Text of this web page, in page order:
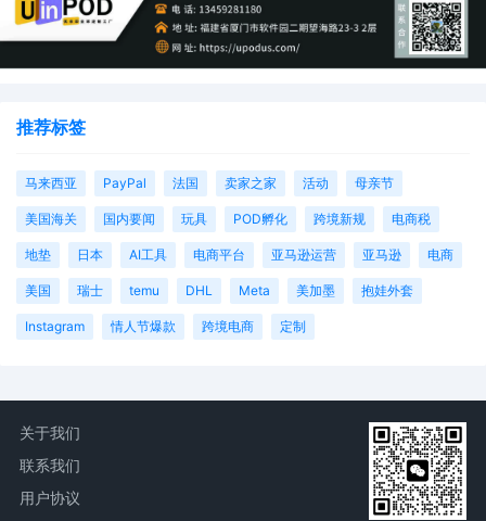
推荐标签
马来西亚 PayPal 法国 卖家之家 活动 母亲节
美国海关 国内要闻 玩具 POD孵化 跨境新规 电商税
地垫 日本 AI工具 电商平台 亚马逊运营 亚马逊 电商
美国 瑞士 temu DHL Meta 美加墨 抱娃外套
Instagram 情人节爆款 跨境电商 定制
关于我们
联系我们
用户协议